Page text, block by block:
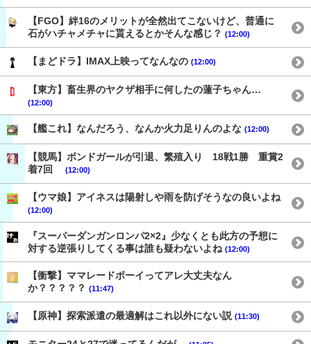
【FGO】絆16のメリットが全然出てこないけど、普通に
石がハチャメチャに貰えるとかそんな感じ？ (12:00)
【まどドラ】IMAX上映ってなんなの (12:00)
【東方】畜生界のヤクザ相手に何したの蓮子ちゃん…
(12:00)
【艦これ】なんだろう、なんか火力足りんのよな (12:00)
【競馬】ボンドガールが引退、繁殖入り 18戦1勝 重賞2
着7回
(12:00)
【ウマ娘】アイネスは陽射しや雨を防げそうなの良いよね
(12:00)
『スーパーダンガンロンパ2×2』少なくとも此方の予想に
対する逆張りしてくる事は誰も疑わないよね (12:00)
【衝撃】ママレードボーイってアレ大丈夫なん
か？？？？？ (11:47)
【原神】探索派遣の最適解はこれ以外にない説 (11:30)